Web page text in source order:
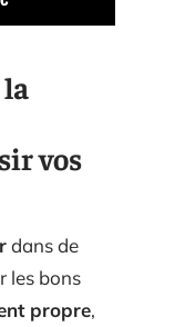
vos
dans de
les bons
propre,